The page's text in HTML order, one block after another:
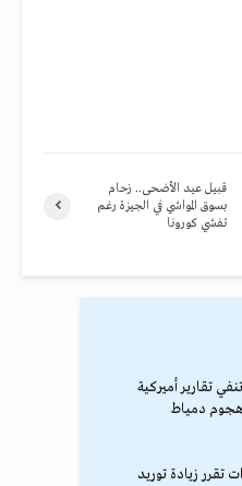
قبيل عيد الأضحى.. زحام
بسوق المواشي في الجيزة رغم
تفشي كورونا
تقارير أميركية
دمياط
تقرر زيادة توريد